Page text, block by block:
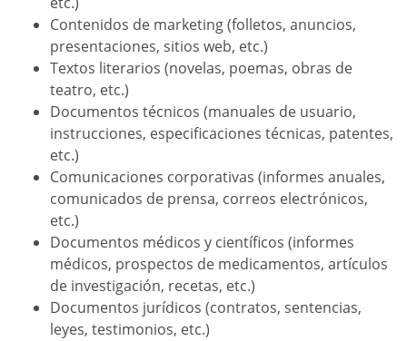
Contenidos de marketing (folletos, anuncios,
presentaciones, sitios web, etc.)
Textos literarios (novelas, poemas, obras de
teatro, etc.)
Documentos técnicos (manuales de usuario,
instrucciones, especificaciones técnicas, patentes,
etc.)
Comunicaciones corporativas (informes anuales,
comunicados de prensa, correos electrónicos,
etc.)
Documentos médicos y científicos (informes
médicos, prospectos de medicamentos, artículos
de investigación, recetas, etc.)
Documentos jurídicos (contratos, sentencias,
leyes, testimonios, etc.)